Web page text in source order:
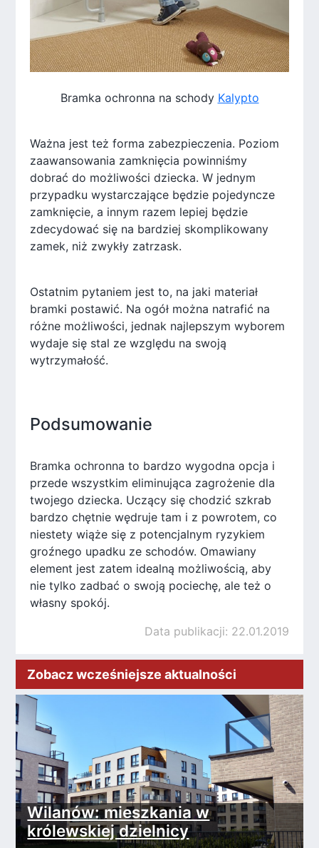
Bramka ochronna na schody Kalypto
Ważna jest też forma zabezpieczenia. Poziom
zaawansowania zamknięcia powinniśmy
dobrać do możliwości dziecka. W jednym
przypadku wystarczające będzie pojedyncze
zamknięcie, a innym razem lepiej będzie
zdecydować się na bardziej skomplikowany
zamek, niż zwykły zatrzask.
Ostatnim pytaniem jest to, na jaki materiał
bramki postawić. Na ogół można natrafić na
różne możliwości, jednak najlepszym wyborem
wydaje się stal ze względu na swoją
wytrzymałość.
Podsumowanie
Bramka ochronna to bardzo wygodna opcja i
przede wszystkim eliminująca zagrożenie dla
twojego dziecka. Uczący się chodzić szkrab
bardzo chętnie wędruje tam i z powrotem, co
niestety wiąże się z potencjalnym ryzykiem
groźnego upadku ze schodów. Omawiany
element jest zatem idealną możliwością, aby
nie tylko zadbać o swoją pociechę, ale też o
własny spokój.
Data publikacji: 22.01.2019
Zobacz wcześniejsze aktualności
Wilanów: mieszkania w
królewskiej dzielnicy